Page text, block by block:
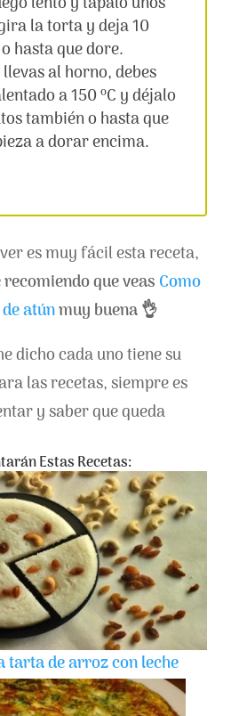
la torta y deja 10
hasta que dore.
al horno, debes
a 150 ºC y déjalo
también o hasta que
a dorar encima.
es muy fácil esta receta,
que veas Como
atúnmuy buena 👌
dicho cada uno tiene su
las recetas, siempre es
y saber que queda
Estas Recetas:
tarta de arroz con leche